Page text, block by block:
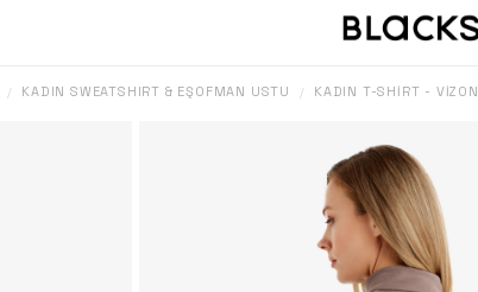
/ KADIN SWEATSHIRT & EŞOFMAN ÜSTÜ / KADIN T-SHIRT - VIZON